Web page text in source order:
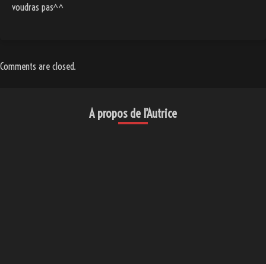
voudras pas^^
Comments are closed.
A propos de l’Autrice